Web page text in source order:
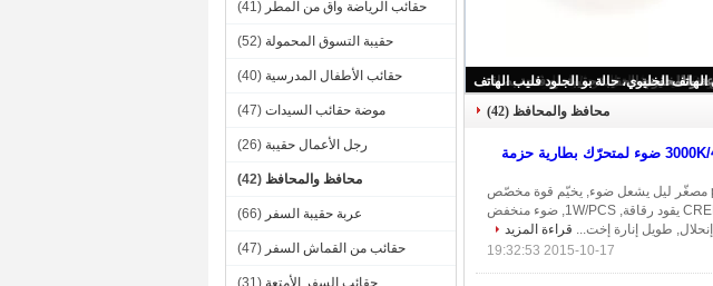
حقائب الرياضة واق من المطر (41)
حقيبة التسوق المحمولة (52)
حقائب الأطفال المدرسية (40)
موضة حقائب السيدات (47)
رجل الأعمال حقيبة (26)
محافظ والمحافظ (42)
عربة حقيبة السفر (66)
حقائب من القماش السفر (47)
حقائب السفر الأمتعة (31)
محافظ والمحافظ (42)
مرن قابل للنقل USB led ضوء مصباح لمتحرّك بطارية حزمة petit مصغّر ليل يشعل ضوء, يخيّم قوة مخصّص
متحرّك, وأيضا ال desktop حاسوب; عالي الجودة وعال سطوع CREE MX6 يقود رقاقة, 1W/PCS, ضوء منخفض
إنحلال, طويل إنارة إخت... قراءة المزيد
2015-10-17 19:32:53